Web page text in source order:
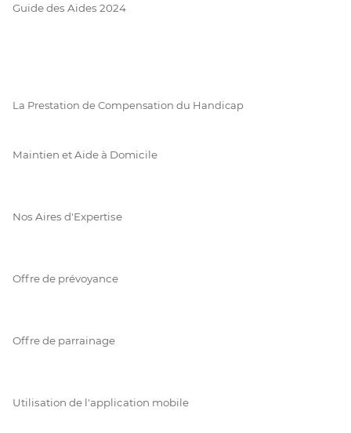
Guide des Aides 2024
La Prestation de Compensation du Handicap
Maintien et Aide à Domicile
Nos Aires d'Expertise
Offre de prévoyance
Offre de parrainage
Utilisation de l'application mobile